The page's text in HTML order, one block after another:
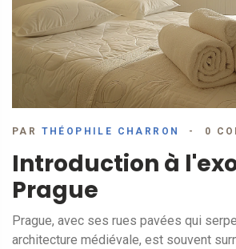
PAR THÉOPHILE CHARRON 0
Introduction à
Prague
Prague, avec ses rues pavées qui
architecture médiévale, est souvent